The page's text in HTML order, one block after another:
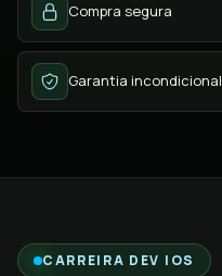
Compra segura
Garantia incondicional
CARREIRA DEV IOS